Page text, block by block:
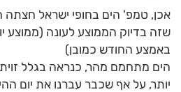
באמצע החודש כמובן)
הים מתחמם מהר, כנראה בגלל
יותר, על אף שכבר עברנו את יום